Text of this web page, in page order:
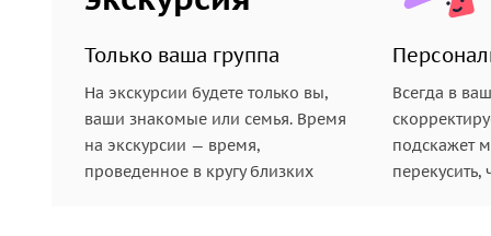
называют одним из чудес Италии. Места здесь
• Билеты в замок Орсини-Одескалки (10€) не
Только ваша группа
На экскурсии будете только вы,
ваши знакомые или семья. Время
на экскурсии — время,
проведенное в кругу близких
Всегда в
подскажет
перекусить,